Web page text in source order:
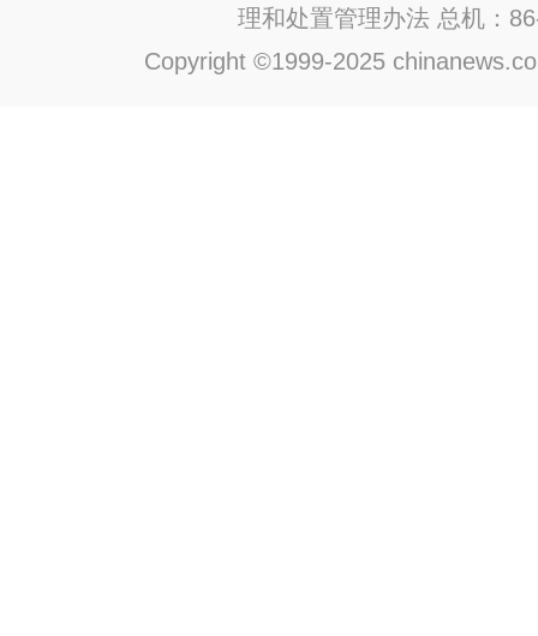
理和处置管理办法 总机：
Copyright ©1999-2025